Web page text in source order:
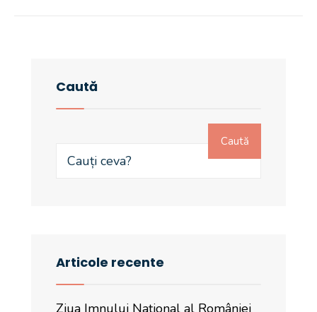
Caută
Caută
Articole recente
Ziua Imnului Național al României